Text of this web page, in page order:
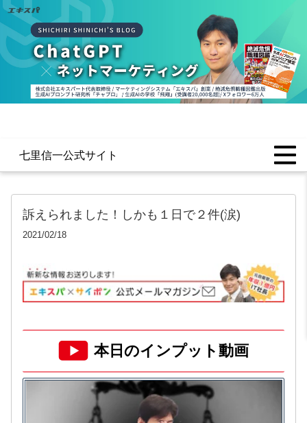
七里信一公式サイト
訴えられました！しかも１日で２件(涙)
2021/02/18
本日のインプット動画